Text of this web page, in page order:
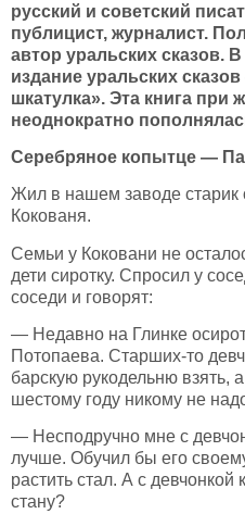
русский и советский
публицист, журналист.
автор уральских сказов.
издание уральских
шкатулка». Эта книга при
неоднократно
Серебряное копытце —
Жил в нашем заводе старик
Кокованя.
Семьи у Коковани не
дети сиротку. Спросил у
соседи и говорят:
— Недавно на Глинке
Потопаева. Старших-то
барскую рукодельню взять,
шестому году никому не
— Несподручно мне с
лучше. Обучил бы его
растить стал. А с девчонкой
стану?